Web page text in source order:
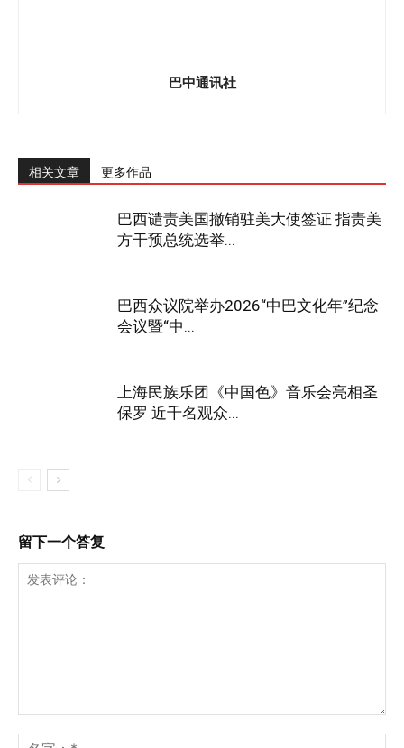
巴中通讯社
相关文章 更多作品
巴西谴责美国撤销驻美大使签证 指责美
方干预总统选举...
巴西众议院举办2026“中巴文化年”纪念
会议暨“中...
上海民族乐团《中国色》音乐会亮相圣
保罗 近千名观众...
留下一个答复